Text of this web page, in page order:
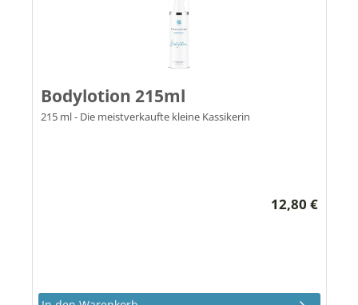
Bodylotion 215ml
215 ml - Die meistverkaufte kleine Kassikerin
12,80 €